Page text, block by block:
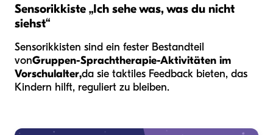
Sensorikkiste „Ich sehe was, was du nicht
siehst“
Sensorikkisten sind ein fester Bestandteil
vonGruppen-Sprachtherapie-Aktivitäten im
Vorschulalter,da sie taktiles Feedback bieten, das
Kindern hilft, reguliert zu bleiben.